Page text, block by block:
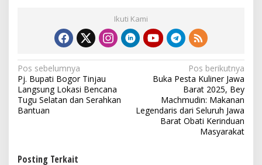
Ikuti Kami
N
a
v
i
a
Pos sebelumnya
Pj. Bupati Bogor Tinjau
Langsung Lokasi Bencana
Tugu Selatan dan Serahkan
Bantuan
Pos berikutnya
Buka Pesta Kuliner Jawa
Barat 2025, Bey
Machmudin: Makanan
Legendaris dari Seluruh Jawa
Barat Obati Kerinduan
Masyarakat
Posting Terkait